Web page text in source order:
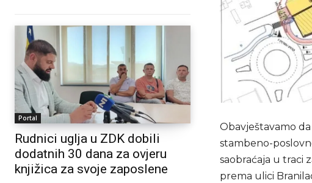
Portal
Rudnici uglja u ZDK dobili
dodatnih 30 dana za ovjeru
knjižica za svoje zaposlene
Obavještavamo
stambeno-
saobraćaja u traci
prema ulici